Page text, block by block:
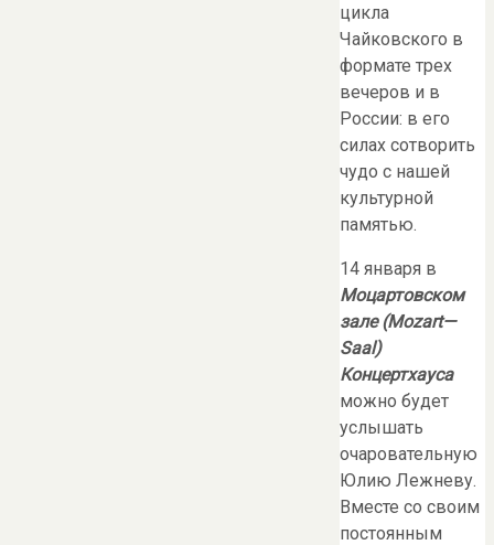
цикла
Чайковского в
формате трех
вечеров и в
России: в его
силах сотворить
чудо с нашей
культурной
памятью.
14 января в
Моцартовском
зале (Mozart—
Saal)
Концертхауса
можно будет
услышать
очаровательную
Юлию Лежневу.
Вместе со своим
постоянным